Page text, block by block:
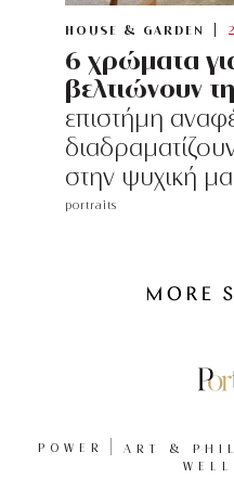
HOUSE & GARDEN
6 χρώματα
βελτιώνουν
επιστήμη
στην ψυχική
portraits
POWER ART &